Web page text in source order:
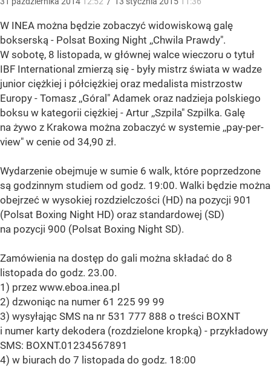
W INEA można będzie zobaczyć widowiskową galę
bokserską - Polsat Boxing Night ,,Chwila Prawdy".
W sobotę, 8 listopada, w głównej walce wieczoru o tytuł
IBF International zmierzą się - były mistrz świata w wadze
junior ciężkiej i półciężkiej oraz medalista mistrzostw
Europy - Tomasz ,,Góral" Adamek oraz nadzieja polskiego
boksu w kategorii ciężkiej - Artur ,,Szpila" Szpilka. Galę
na żywo z Krakowa można zobaczyć w systemie ,,pay-per-
view" w cenie od 34,90 zł.
Wydarzenie obejmuje w sumie 6 walk, które poprzedzone
są godzinnym studiem od godz. 19:00. Walki będzie można
obejrzeć w wysokiej rozdzielczości (HD) na pozycji 901
(Polsat Boxing Night HD) oraz standardowej (SD)
na pozycji 900 (Polsat Boxing Night SD).
Zamówienia na dostęp do gali można składać do 8
listopada do godz. 23.00.
1) przez www.eboa.inea.pl
2) dzwoniąc na numer 61 225 99 99
3) wysyłając SMS na nr 531 777 888 o treści BOXNT
i numer karty dekodera (rozdzielone kropką) - przykładowy
SMS: BOXNT.01234567891
4) w biurach do 7 listopada do godz. 18:00